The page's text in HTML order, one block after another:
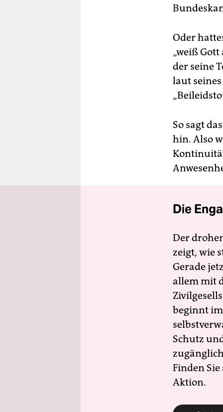
Oder
„weiß
der seine
laut
So sagt
hin. Also
Die
Der
zeigt, wie
Gerade
allem mit
beginnt
Schutz
Finden
Aktion.